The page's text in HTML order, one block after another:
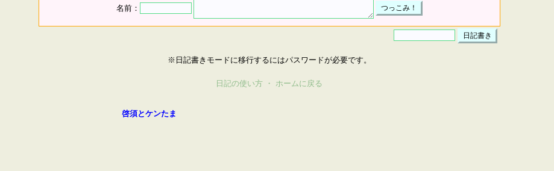
名前：
※日記書きモードに移行するにはパスワードが必要です。
日記の使い方 ・ ホームに戻る
啓須とケンたま